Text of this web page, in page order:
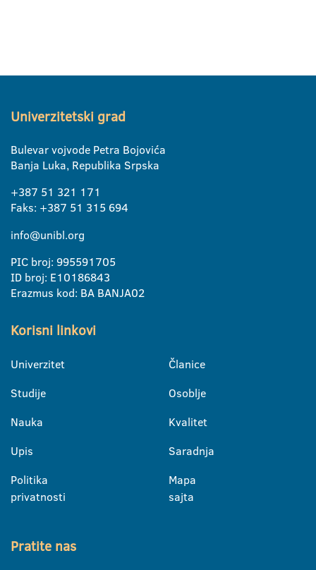
Univerzitetski grad
Bulevar vojvode Petra Bojovića
Banja Luka, Republika Srpska
+387 51 321 171
Faks: +387 51 315 694
info@unibl.org
PIC broj: 995591705
ID broj: E10186843
Erazmus kod: BA BANJA02
Korisni linkovi
Univerzitet
Studije
Nauka
Upis
Politika
privatnosti
Članice
Osoblje
Kvalitet
Saradnja
Mapa
sajta
Pratite nas